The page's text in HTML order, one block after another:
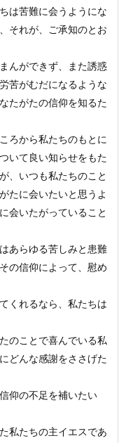
は苦難に会うようにな
それが、ご承知のとお
んができず、また誘惑
苦がむだになるような
たがたの信仰を知るた
ろから私たちのもとに
いて良い知らせをもた
、いつも私たちのこと
たに会いたいと思うよ
会いたがっていること
あらゆる苦しみと患難
の信仰によって、慰め
くれるなら、私たちは
のことで喜んでいる私
どんな感謝をささげた
仰の不足を補いたい
私たちの主イエスであ